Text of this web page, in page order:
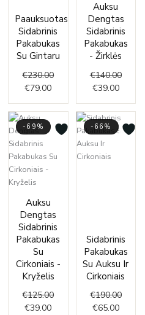
Paauksuotas
Sidabrinis
Pakabukas
Su Gintaru
€230.00
€230.00.
€79.00
€79.00.
Auksu
Dengtas
Sidabrinis
Pakabukas
- Žirklės
€140.00
was:
€39.00
is:
-69%
Auksu
Dengtas
Sidabrinis
Pakabukas
Su
Cirkoniais -
Kryželis
€125.00
was:
€125.00.
€39.00
is:
€39.00.
-66%
Sidabrinis
Pakabukas
Su Auksu Ir
Cirkoniais
€190.00
€65.00